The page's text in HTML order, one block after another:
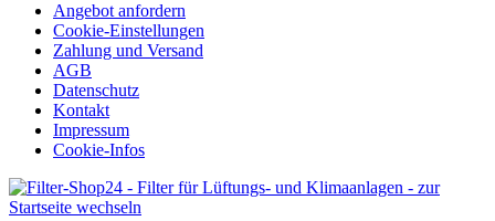
Angebot anfordern
Cookie-Einstellungen
Zahlung und Versand
AGB
Datenschutz
Kontakt
Impressum
Cookie-Infos